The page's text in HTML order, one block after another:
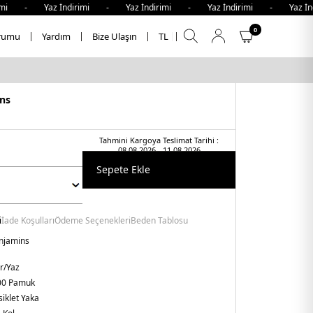
İndirimi - Yaz İndirimi - Yaz İndirimi - Yaz
Yardım Bize Ulaşın TL
0
Tahmini Kargoya Teslimat Tarihi :
08.08.2026 - 11.08.2026
Sepete Ekle
İade KoşullarıÖdeme SeçenekleriBeden Tablosu
Yaz
Pamuk
Yaka